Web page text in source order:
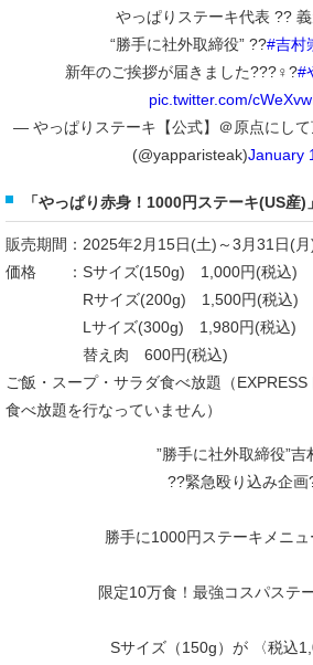
やっぱりステーキ代表 ??
“勝手に社外取締役” ??#吉村
新年のご挨拶が届きました???♀?#
pic.twitter.com/
— やっぱりステーキ【公式】＠原点にして
(@yapparisteak)January
「やっぱり赤身！1000円ステーキ(US産)
販売期間：2025年2月15日(土)～3月31日(月
価格 ：Sサイズ(150g) 1,000円(税込)
Rサイズ(200g) 1,500円(税込)
Lサイズ(300g) 1,980円(税込)
替え肉 600円(税込)
ご飯・スープ・サラダ食べ放題（
食べ放題を行なっていません）
”勝手に社外取締役”吉
??緊急殴り込み企画
勝手に1000円ステーキメニ
限定10万食！最強コスパステ
Sサイズ（150g）が 〈税込